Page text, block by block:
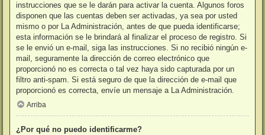
instrucciones que se le darán para activar la cuenta. Algunos foros
disponen que las cuentas deben ser activadas, ya sea por usted
mismo o por La Administración, antes de que pueda identificarse;
esta información se le brindará al finalizar el proceso de registro. Si
se le envió un e-mail, siga las instrucciones. Si no recibió ningún e-
mail, seguramente la dirección de correo electrónico que
proporcionó no es correcta o tal vez haya sido capturada por un
filtro anti-spam. Si está seguro de que la dirección de e-mail que
proporcionó es correcta, envíe un mensaje a La Administración.
Arriba
¿Por qué no puedo identificarme?